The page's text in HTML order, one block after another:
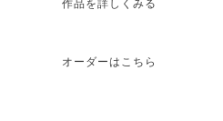
作品を詳しくみる
オーダーはこちら